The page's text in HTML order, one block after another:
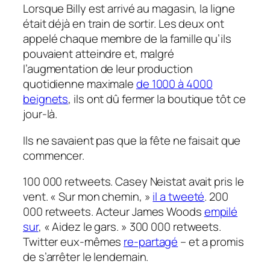
Lorsque Billy est arrivé au magasin, la ligne
était déjà en train de sortir. Les deux ont
appelé chaque membre de la famille qu’ils
pouvaient atteindre et, malgré
l’augmentation de leur production
quotidienne maximalede 1000 à 4000
beignets, ils ont dû fermer la boutique tôt ce
jour-là.
Ils ne savaient pas que la fête ne faisait que
commencer.
100 000 retweets. Casey Neistat avait pris le
vent. « Sur mon chemin, » il a tweeté. 200
000 retweets. Acteur James Woodsempilé
sur, « Aidez le gars. » 300 000 retweets.
Twitter eux-mêmes re-partagé – et a promis
de s’arrêter le lendemain.